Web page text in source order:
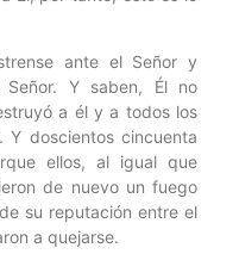
ante el Señor y
Y saben, Él no
a él y a todos los
doscientos cincuenta
ellos, al igual que
de nuevo un fuego
su reputación entre el
a quejarse.